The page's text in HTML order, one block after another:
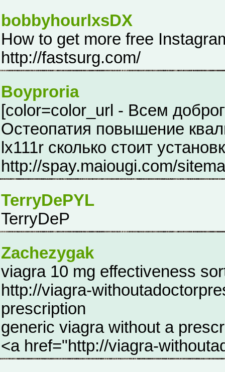
bobbyhourlxsDX
How to get more free
http://fastsurg.com/
Boyproria
[color=color_url - Всем
Остеопатия повышение
lx111r сколько стоит
http://spay.maiougi.com/
TerryDePYL
TerryDeP
Zachezygak
viagra 10 mg effectiveness
http://viagra-
prescription
generic viagra without a
<a href="http://viagra-